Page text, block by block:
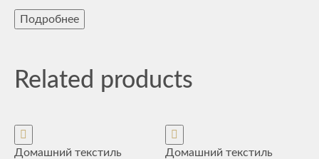
Подробнее
Related products
Домашний текстиль
Домашний текстиль